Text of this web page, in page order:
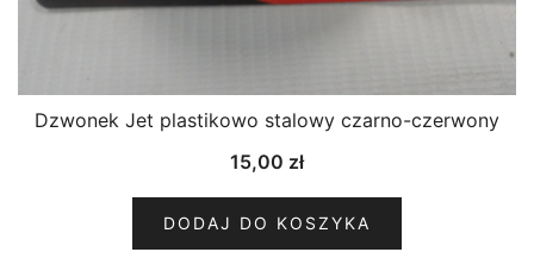
Dzwonek Jet plastikowo stalowy czarno-czerwony
15,00 zł
DODAJ DO KOSZYKA